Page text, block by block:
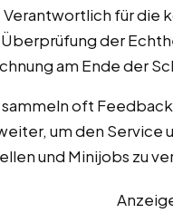
Verantwortlich für die
der
am Ende der
sammeln oft
um den
und Minijobs zu